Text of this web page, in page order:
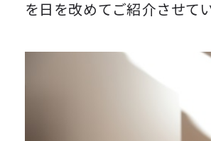
を日を改めてご紹介させてい